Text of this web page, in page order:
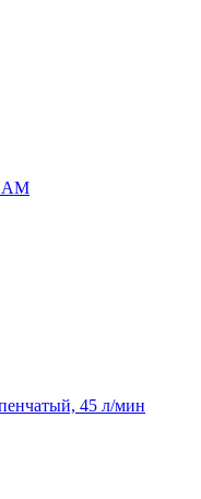
45 л/мин